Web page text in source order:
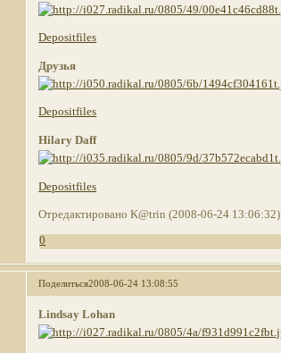
Depositfiles
Друзья
Depositfiles
Hilary Daff
Depositfiles
Отредактировано K@trin (2008-06-24 13:06:32)
0
Поделиться2008-06-24 13:08:55
Lindsay Lohan